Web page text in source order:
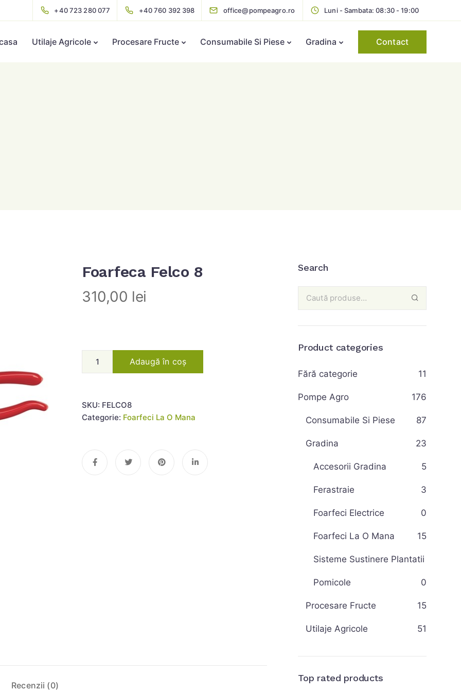
+40 723 280 077 +40 760 392 398 office@pompeagro.ro Luni - Sambata: 08:30 - 19:00
Utilaje Agricole Procesare Fructe Consumabile Si Piese Gradina Contact
Foarfeca Felco 8
310,00 lei
Adaugă în coș
SKU: FELCO8
Categorie: Foarfeci La O Mana
Recenzii (0)
Search
Product categories
Fără categorie 11
Pompe Agro 176
Consumabile Si Piese 87
Gradina 23
Accesorii Gradina 5
Ferastraie 3
Foarfeci Electrice 0
Foarfeci La O Mana 15
Sisteme Sustinere Plantatii
Pomicole 0
Procesare Fructe 15
Utilaje Agricole 51
Top rated products